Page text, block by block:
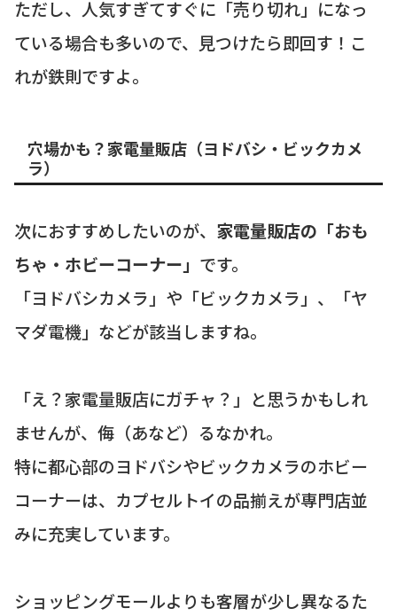
ただし、人気すぎてすぐに「売り切れ」になっ
ている場合も多いので、見つけたら即回す！こ
れが鉄則ですよ。
穴場かも？家電量販店（ヨドバシ・ビックカメ
ラ）
次におすすめしたいのが、 家電量販店の「おも
ちゃ・ホビーコーナー」 です。
「ヨドバシカメラ」や「ビックカメラ」、「ヤ
マダ電機」などが該当しますね。
「え？家電量販店にガチャ？」と思うかもしれ
ませんが、侮（あなど）るなかれ。
特に都心部のヨドバシやビックカメラのホビー
コーナーは、カプセルトイの品揃えが専門店並
みに充実しています。
ショッピングモールよりも客層が少し異なるた